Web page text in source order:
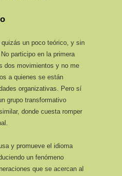
quizás un poco teórico, y sin
participo en la primera
dos movimientos y no me
a quienes se están
organizativas. Pero sí
grupo transformativo
donde cuesta romper
y promueve el idioma
un fenómeno
que se acercan al